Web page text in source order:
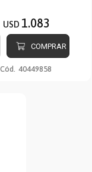
USD 1.083
COMPRAR
Cód. 40449858